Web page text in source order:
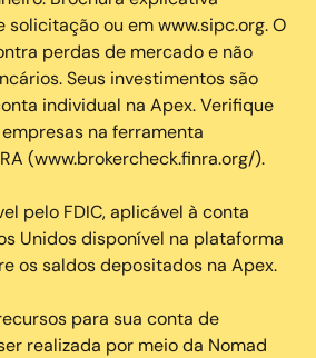
ou em www.sipc.org. O
perdas de mercado e não
Seus investimentos são
individual na Apex. Verifique
na ferramenta
(www.brokercheck.finra.org/).
pelo FDIC, aplicável à conta
Unidos disponível na plataforma
os saldos depositados na Apex.
para sua conta de
realizada por meio da Nomad